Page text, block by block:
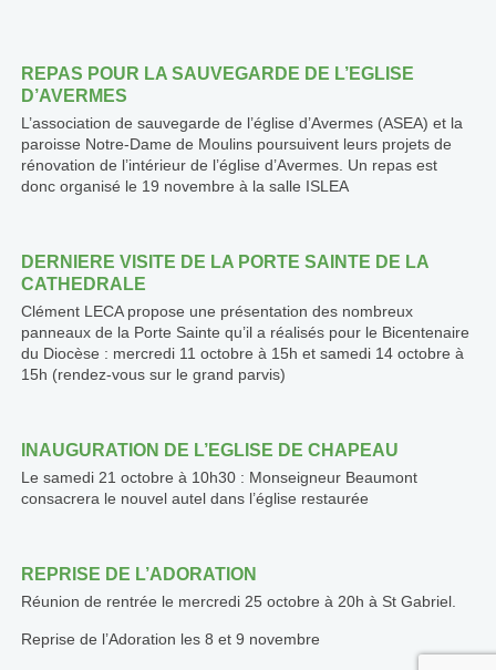
REPAS POUR LA SAUVEGARDE DE L’EGLISE
D’AVERMES
L’association de sauvegarde de l’église d’Avermes (ASEA) et la
paroisse Notre-Dame de Moulins poursuivent leurs projets de
rénovation de l’intérieur de l’église d’Avermes. Un repas est
donc organisé le 19 novembre à la salle ISLEA
DERNIERE VISITE DE LA PORTE SAINTE DE LA
CATHEDRALE
Clément LECA propose une présentation des nombreux
panneaux de la Porte Sainte qu’il a réalisés pour le Bicentenaire
du Diocèse : mercredi 11 octobre à 15h et samedi 14 octobre à
15h (rendez-vous sur le grand parvis)
INAUGURATION DE L’EGLISE DE CHAPEAU
Le samedi 21 octobre à 10h30 : Monseigneur Beaumont
consacrera le nouvel autel dans l’église restaurée
REPRISE DE L’ADORATION
Réunion de rentrée le mercredi 25 octobre à 20h à St Gabriel.
Reprise de l’Adoration les 8 et 9 novembre